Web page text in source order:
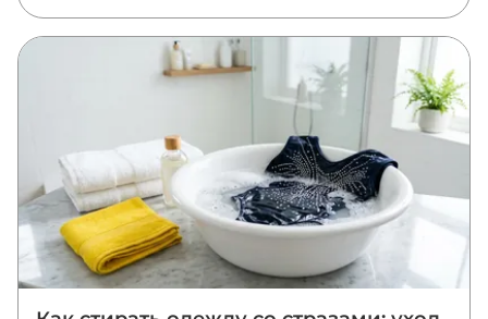
там, где он уместен, и одна партия на проект.